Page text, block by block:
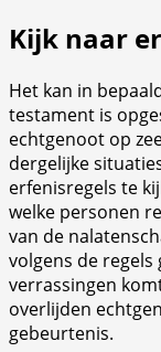
Kijk naar
Het kan in
testament is
echtgenoot op
dergelijke
erfenisregels te
welke personen
van de
volgens de
verrassingen
overlijden
gebeurtenis.